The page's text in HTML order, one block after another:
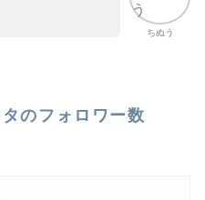
ちぬう
のフォロワー数